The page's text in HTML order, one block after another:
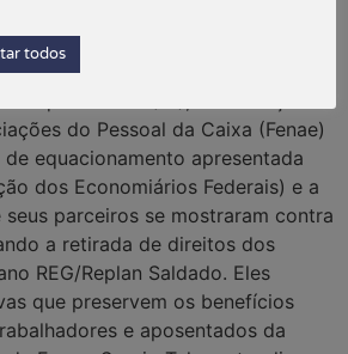
do Pessoal da Caixa (Fenae)
equacionamento apresentada
dos Economiários Federais) e a
seus parceiros se mostraram contra
a retirada de direitos dos
REG/Replan Saldado. Eles
que preservem os benefícios
e aposentados da
todos